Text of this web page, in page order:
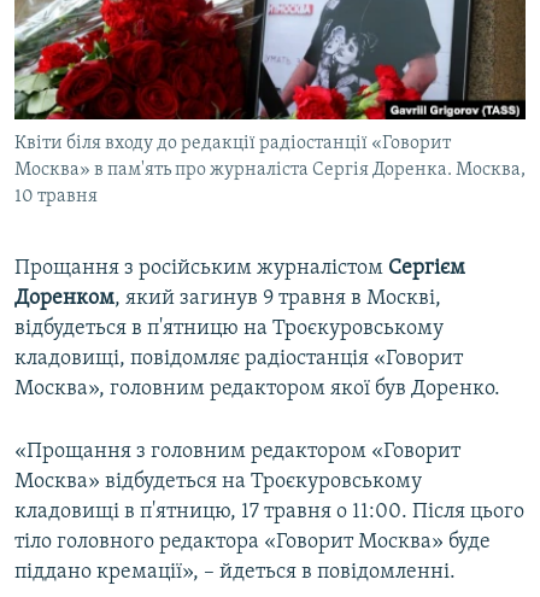
ВІДЕОУРОКИ «ELIFBE»
СВІДЧЕННЯ ОКУПАЦІЇ
УКРАЇНСЬКА ПРОБЛЕМА КРИМУ
ІНФОГРАФІКА
Русский
Qırımtatar
ДОЛУЧАЙСЯ!
Усі сайти RFE/RL
Квіти біля входу до редакції радіостанції «Говорит
Москва» в пам'ять про журналіста Сергія Доренка. Москва,
10 травня
Прощання з російським журналістом Сергієм
Доренком, який загинув 9 травня в Москві,
відбудеться в п'ятницю на Троєкуровському
кладовищі, повідомляє радіостанція «Говорит
Москва», головним редактором якої був Доренко.
«Прощання з головним редактором «Говорит
Москва» відбудеться на Троєкуровському
кладовищі в п'ятницю, 17 травня о 11:00. Після цього
тіло головного редактора «Говорит Москва» буде
піддано кремації», – йдеться в повідомленні.